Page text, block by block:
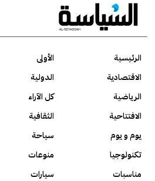
الرئيسية الأولى
الاقتصادية
الدولية
الرياضية
كل الآراء
الافتتاحية
الثقافية
يوم و يوم
سياحة
تكنولوجيا
منوعات
مناسبات
سيارات